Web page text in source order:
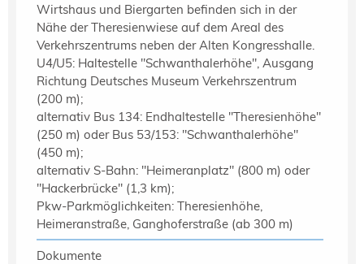
Wirtshaus und Biergarten befinden sich in der
Nähe der Theresienwiese auf dem Areal des
Verkehrszentrums neben der Alten Kongresshalle.
U4/U5: Haltestelle "Schwanthalerhöhe", Ausgang
Richtung Deutsches Museum Verkehrszentrum
(200 m);
alternativ Bus 134: Endhaltestelle "Theresienhöhe"
(250 m) oder Bus 53/153: "Schwanthalerhöhe"
(450 m);
alternativ S-Bahn: "Heimeranplatz" (800 m) oder
"Hackerbrücke" (1,3 km);
Pkw-Parkmöglichkeiten: Theresienhöhe,
Heimeranstraße, Ganghoferstraße (ab 300 m)
Dokumente